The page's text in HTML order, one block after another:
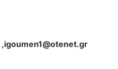
,igoumen1@otenet.gr